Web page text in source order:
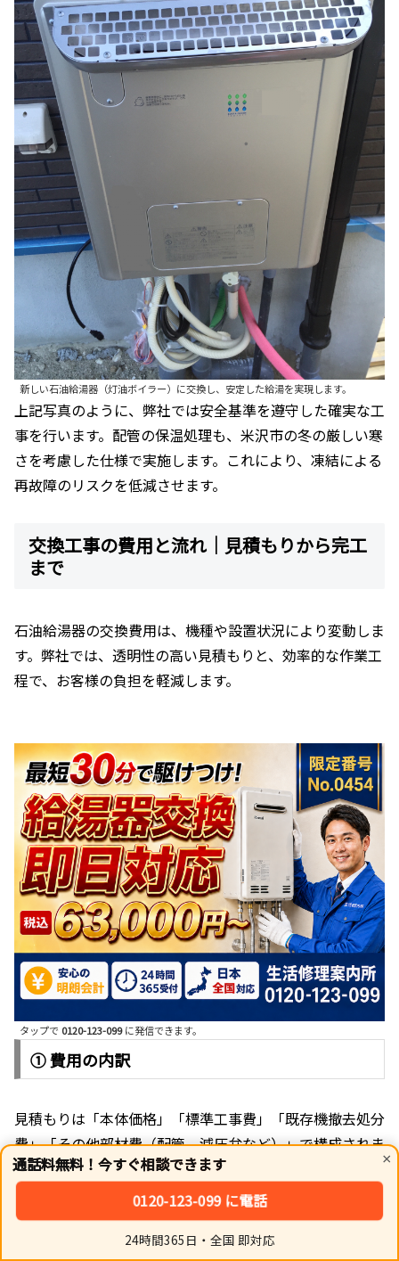
×
通話料無料！今すぐ相談できます
0120-123-099 に電話
24時間365日・全国 即対応
新しい石油給湯器（灯油ボイラー）に交換し、安定した給湯を実現します。
上記写真のように、弊社では安全基準を遵守した確実な工
事を行います。配管の保温処理も、米沢市の冬の厳しい寒
さを考慮した仕様で実施します。これにより、凍結による
再故障のリスクを低減させます。
交換工事の費用と流れ｜見積もりから完工
まで
石油給湯器の交換費用は、機種や設置状況により変動しま
す。弊社では、透明性の高い見積もりと、効率的な作業工
程で、お客様の負担を軽減します。
タップで 0120-123-099に発信できます。
① 費用の内訳
見積もりは「本体価格」「標準工事費」「既存機撤去処分
費」「その他部材費（配管、減圧弁など）」で構成されま
す。弊社ではこれらを全て含んだ「コミコミ価格」でご提
示するため、後からの追加請求は原則ありません。
② 最適な機種の選定シェア トップ